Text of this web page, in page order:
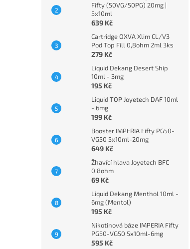
Fifty (50VG/50PG) 20mg |
5x10ml
639 Kč
Cartridge OXVA Xlim CL/V3
Pod Top Fill 0,8ohm 2ml 3ks
279 Kč
Liquid Dekang Desert Ship
10ml - 3mg
195 Kč
Liquid TOP Joyetech DAF 10ml
- 6mg
199 Kč
Booster IMPERIA Fifty PG50-
VG50 5x10ml-20mg
649 Kč
Žhavící hlava Joyetech BFC
0,8ohm
69 Kč
Liquid Dekang Menthol 10ml -
6mg (Mentol)
195 Kč
Nikotinová báze IMPERIA Fifty
PG50-VG50 5x10ml-6mg
595 Kč